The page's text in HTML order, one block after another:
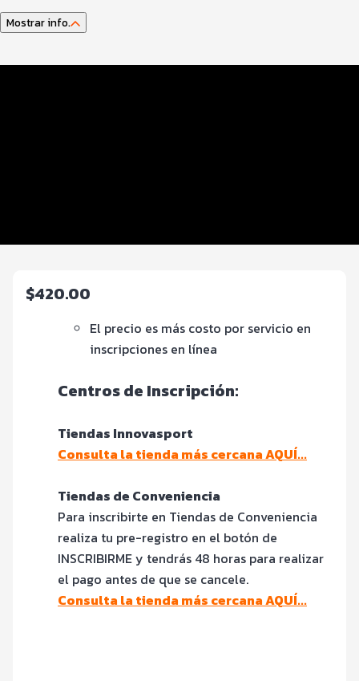
Mostrar info.
$420.00
El precio es más costo por servicio en
inscripciones en línea
Centros de Inscripción:
Tiendas Innovasport
Consulta la tienda más cercana AQUÍ...
Tiendas de Conveniencia
Para inscribirte en Tiendas de Conveniencia
realiza tu pre-registro en el botón de
INSCRIBIRME y tendrás 48 horas para realizar
el pago antes de que se cancele.
Consulta la tienda más cercana AQUÍ...